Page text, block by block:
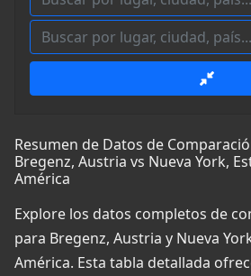
Resumen de Datos de
Bregenz, Austria vs Nueva York,
América
Explore los datos completos de
para Bregenz, Austria y Nueva
América. Esta tabla detallada